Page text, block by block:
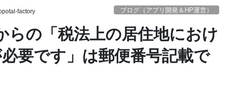
factory ブログ（アプリ開発＆HP運営）
の「税法上の居住地におけ
要です」は郵便番号記載で